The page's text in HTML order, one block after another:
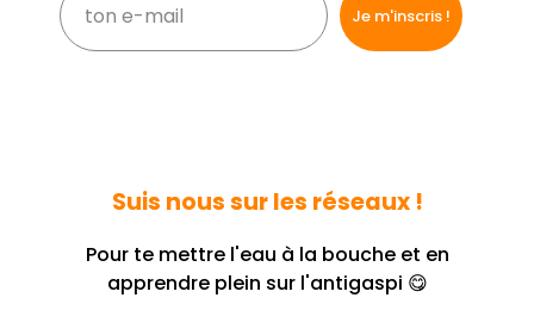
Suis nous sur les réseaux !
Pour te mettre l'eau à la bouche et en
apprendre plein sur l'antigaspi 😋